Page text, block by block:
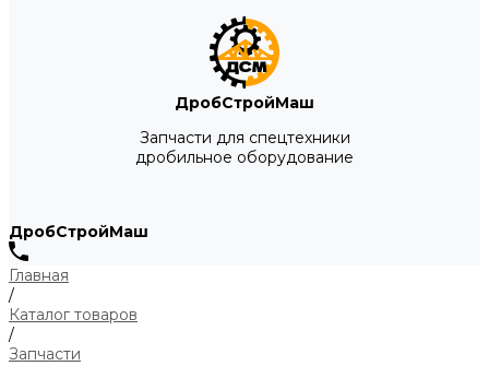
ДробСтройМаш
Запчасти для спецтехники
дробильное оборудование
ДробСтройМаш
Главная
/
Каталог товаров
/
Запчасти